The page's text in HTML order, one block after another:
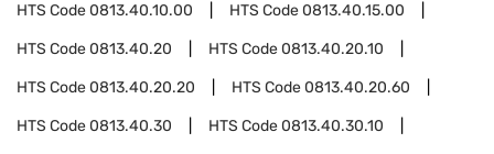
HTS Code0813.40.10.00 HTS Code0813.40.15.00
HTS Code0813.40.20 HTS Code0813.40.20.10
HTS Code0813.40.20.20 HTS Code0813.40.20.60
HTS Code0813.40.30 HTS Code0813.40.30.10